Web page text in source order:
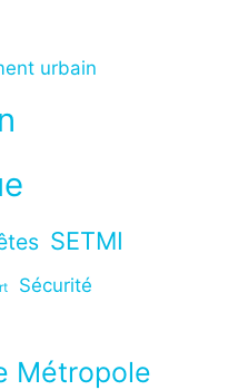
urbain
SETMI
Sécurité
Métropole